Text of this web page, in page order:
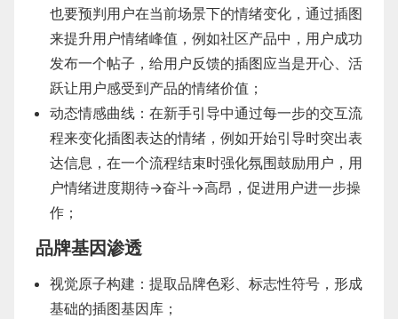
也要预判用户在当前场景下的情绪变化，通过插图
来提升用户情绪峰值，例如社区产品中，用户成功
发布一个帖子，给用户反馈的插图应当是开心、活
跃让用户感受到产品的情绪价值；
动态情感曲线：在新手引导中通过每一步的交互流
程来变化插图表达的情绪，例如开始引导时突出表
达信息，在一个流程结束时强化氛围鼓励用户，用
户情绪进度期待→奋斗→高昂，促进用户进一步操
作；
品牌基因渗透
视觉原子构建：提取品牌色彩、标志性符号，形成
基础的插图基因库；